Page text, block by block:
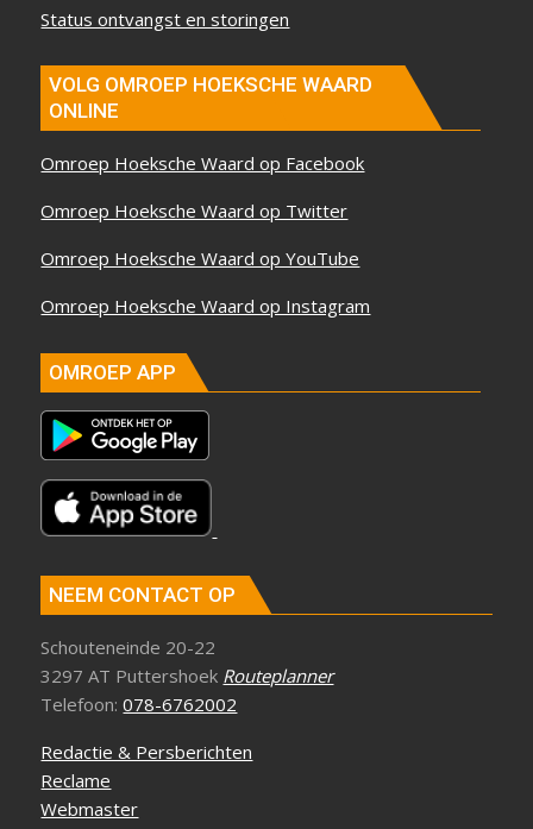
Status ontvangst en storingen
VOLG OMROEP HOEKSCHE WAARD
ONLINE
Omroep Hoeksche Waard op Facebook
Omroep Hoeksche Waard op Twitter
Omroep Hoeksche Waard op YouTube
Omroep Hoeksche Waard op Instagram
OMROEP APP
NEEM CONTACT OP
Schouteneinde 20-22
3297 AT Puttershoek Routeplanner
Telefoon:078-6762002
Redactie & Persberichten
Reclame
Webmaster